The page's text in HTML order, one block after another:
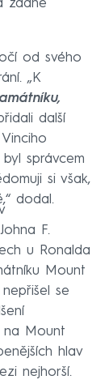
žádné
od svého
„K
další
byl správcem
si však,
dodal.
F.
u Ronalda
Mount
se
na Mount
hlav
nejhorší.